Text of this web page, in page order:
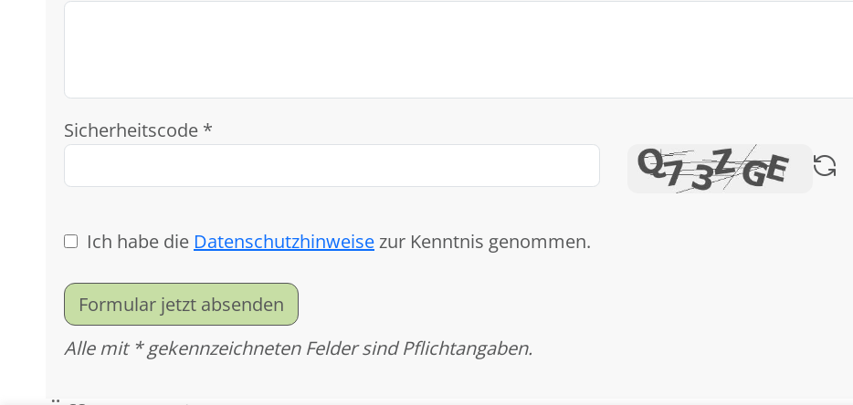
Sicherheitscode *
Ich habe die Datenschutzhinweisezur Kenntnis genommen.
Formular jetzt absenden
Alle mit * gekennzeichneten Felder sind Pflichtangaben.